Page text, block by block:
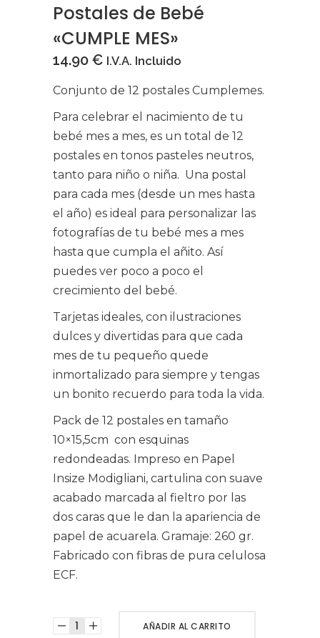
Postales de Bebé
«CUMPLE MES»
14.90 € I.V.A. Incluido
Conjunto de 12 postales Cumplemes.
Para celebrar el nacimiento de tu
bebé mes a mes, es un total de 12
postales en tonos pasteles neutros,
tanto para niño o niña. Una postal
para cada mes (desde un mes hasta
el año) es ideal para personalizar las
fotografías de tu bebé mes a mes
hasta que cumpla el añito. Así
puedes ver poco a poco el
crecimiento del bebé.
Tarjetas ideales, con ilustraciones
dulces y divertidas para que cada
mes de tu pequeño quede
inmortalizado para siempre y tengas
un bonito recuerdo para toda la vida.
Pack de 12 postales en tamaño
10×15,5cm con esquinas
redondeadas. Impreso en Papel
Insize Modigliani, cartulina con suave
acabado marcada al fieltro por las
dos caras que le dan la apariencia de
papel de acuarela. Gramaje: 260 gr.
Fabricado con fibras de pura celulosa
ECF.
AÑADIR AL CARRITO